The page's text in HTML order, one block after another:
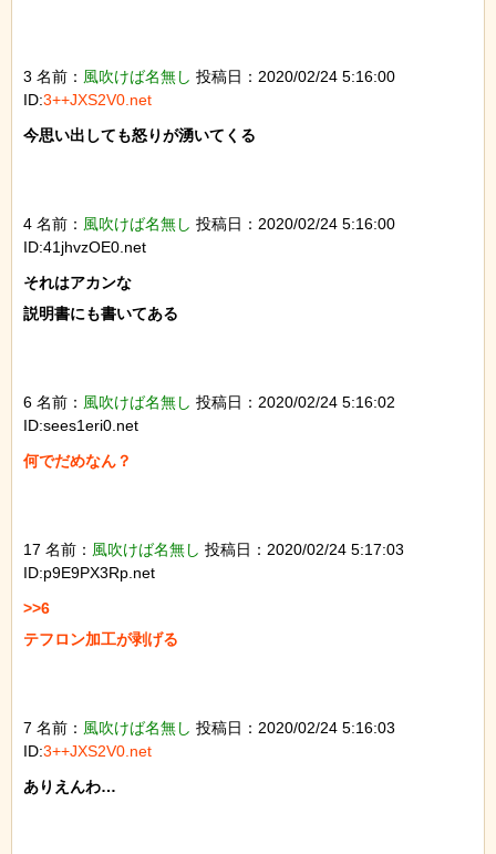
3 名前： 風吹けば名無し 投稿日：2020/02/24 5:16:00
ID:3++JXS2V0.net
今思い出しても怒りが湧いてくる
4 名前： 風吹けば名無し 投稿日：2020/02/24 5:16:00
ID:41jhvzOE0.net
それはアカンな
説明書にも書いてある
6 名前： 風吹けば名無し 投稿日：2020/02/24 5:16:02
ID:sees1eri0.net
何でだめなん？
17 名前： 風吹けば名無し 投稿日：2020/02/24 5:17:03
ID:p9E9PX3Rp.net
>>6
テフロン加工が剥げる
7 名前： 風吹けば名無し 投稿日：2020/02/24 5:16:03
ID:3++JXS2V0.net
ありえんわ…